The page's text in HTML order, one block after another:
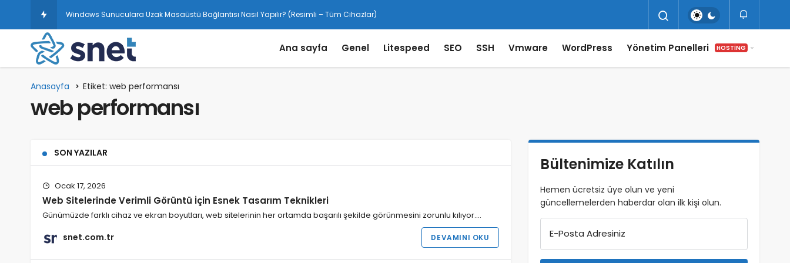
Windows Sunuculara Uzak Masaüstü Bağlantısı Nasıl Yapılır? (Resimli – Tüm Cihazlar)
Ana sayfa Genel Litespeed SEO SSH Vmware WordPress Yönetim Panelleri HOSTING
Anasayfa Etiket: web performansı
web performansı
SON YAZILAR
Ocak 17, 2026
Web Sitelerinde Verimli Görüntü İçin Esnek Tasarım Teknikleri
Günümüzde farklı cihaz ve ekran boyutları, web sitelerinin her ortamda başarılı şekilde görünmesini zorunlu kılıyor.…
snet.com.tr DEVAMINI OKU
Bültenimize Katılın
Hemen ücretsiz üye olun ve yeni
güncellemelerden haberdar olan ilk kişi olun.
E-Posta Adresiniz